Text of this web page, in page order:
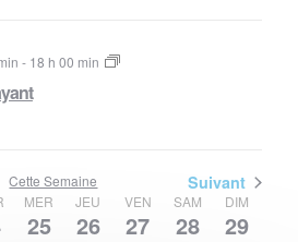
- 18 h 00 min
Cette Semaine Suivant
MER
25
JEU
26
VEN
27
SAM
28
DIM
29